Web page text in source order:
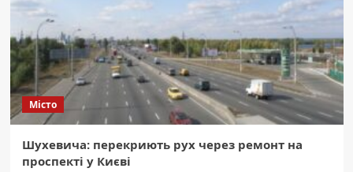
Місто
Шухевича: перекриють рух через ремонт на
проспекті у Києві